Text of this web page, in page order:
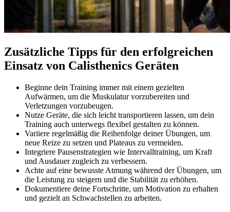
Zusätzliche Tipps für den erfolgreichen
Einsatz von Calisthenics Geräten
Beginne dein Training immer mit einem gezielten
Aufwärmen, um die Muskulatur vorzubereiten und
Verletzungen vorzubeugen.
Nutze Geräte, die sich leicht transportieren lassen, um dein
Training auch unterwegs flexibel gestalten zu können.
Variiere regelmäßig die Reihenfolge deiner Übungen, um
neue Reize zu setzen und Plateaus zu vermeiden.
Integriere Pausenstrategien wie Intervalltraining, um Kraft
und Ausdauer zugleich zu verbessern.
Achte auf eine bewusste Atmung während der Übungen, um
die Leistung zu steigern und die Stabilität zu erhöhen.
Dokumentiere deine Fortschritte, um Motivation zu erhalten
und gezielt an Schwachstellen zu arbeiten.